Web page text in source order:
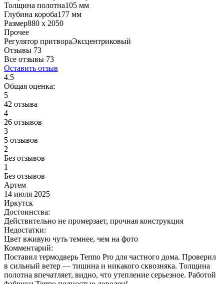
Толщина полотна105 мм
Глубина короба177 мм
Размер880 x 2050
Прочее
Регулятор притвораЭксцентриковый
Отзывы 73
Все отзывы 73
Оставить отзыв
4.5
Общая оценка:
5
42 отзыва
4
26 отзывов
3
5 отзывов
2
Без отзывов
1
Без отзывов
Артем
14 июля 2025
Иркутск
Достоинства:
Действительно не промерзает, прочная конструкция
Недостатки:
Цвет вживую чуть темнее, чем на фото
Комментарий:
Поставил термодверь Termo Pro для частного дома. Проверил
в сильный ветер — тишина и никакого сквозняка. Толщина
полотна впечатляет, видно, что утепление серьезное. Работой